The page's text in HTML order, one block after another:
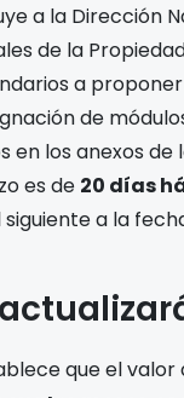
a la Dirección
de la
a
de
los anexos de
es de 20 días
a la
que el valor